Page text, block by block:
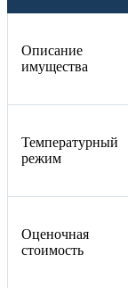
Описание
имущества
Температурный
режим
Оценочная
стоимость